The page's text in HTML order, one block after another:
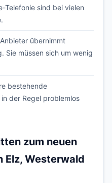
Telefonie sind bei vielen
übernimmt
Sie müssen sich um wenig
bestehende
der Regel problemlos
zum neuen
Elz, Westerwald